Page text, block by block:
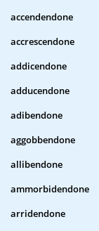
accendendone
accrescendone
addicendone
adducendone
adibendone
aggobbendone
allibendone
ammorbidendone
arridendone